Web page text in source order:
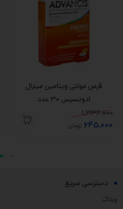
قرص مولتی ویتامین مینرال
ادونسیس 30 عدد
1,334,000
645,000 تومان
دسترسی سریع
وبلاگ